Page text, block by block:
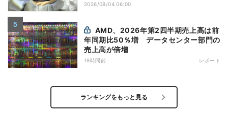
2026/08/04 06:00
年同期比50％増 データセンター部門の
売上高が倍増
18時間前 レポート
ランキングをもっと見る